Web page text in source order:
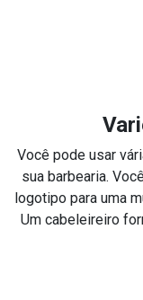
Você pode usar
sua barbearia.
logotipo para uma
Um cabeleireiro